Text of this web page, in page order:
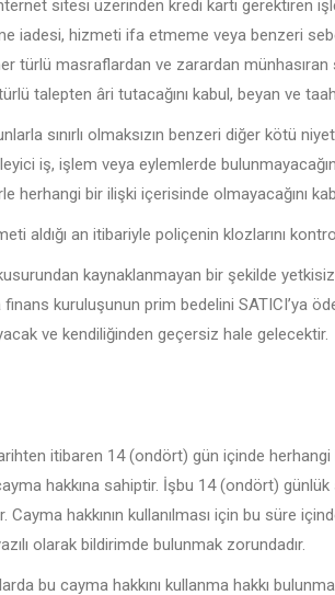
sitesi üzerinden kredi kartı gerektiren
iadesi, hizmeti ifa etmeme veya benzeri
türlü masraflardan ve zarardan münhasıran
talepten âri tutacağını kabul, beyan ve
sınırlı olmaksızın benzeri diğer kötü
iş, işlem veya eylemlerde
herhangi bir ilişki içerisinde olmayacağını
aldığı an itibariyle poliçenin klozlarını
kusurundan kaynaklanmayan bir şekilde
finans kuruluşunun prim bedelini SATICI’ya
ve kendiliğinden geçersiz hale gelecektir.
itibaren 14 (ondört) gün içinde
hakkına sahiptir. İşbu 14 (ondört)
hakkının kullanılması için bu süre
olarak bildirimde bulunmak zorundadır.
bu cayma hakkını kullanma hakkı